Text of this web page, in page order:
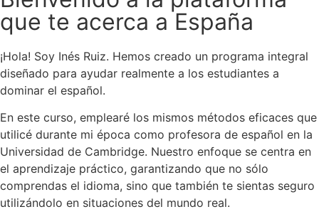
que te acerca a España
¡Hola! Soy Inés Ruiz. Hemos creado un programa integral
diseñado para ayudar realmente a los estudiantes a
dominar el español.
En este curso, emplearé los mismos métodos eficaces que
utilicé durante mi época como profesora de español en la
Universidad de Cambridge. Nuestro enfoque se centra en
el aprendizaje práctico, garantizando que no sólo
comprendas el idioma, sino que también te sientas seguro
utilizándolo en situaciones del mundo real.